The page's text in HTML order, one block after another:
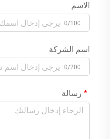
الاسم
0/100
اسم الشركة
0/200
رسالة